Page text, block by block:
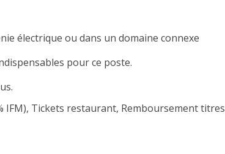
électrique ou dans un domaine connexe
pour ce poste.
IFM), Tickets restaurant, Remboursement titres